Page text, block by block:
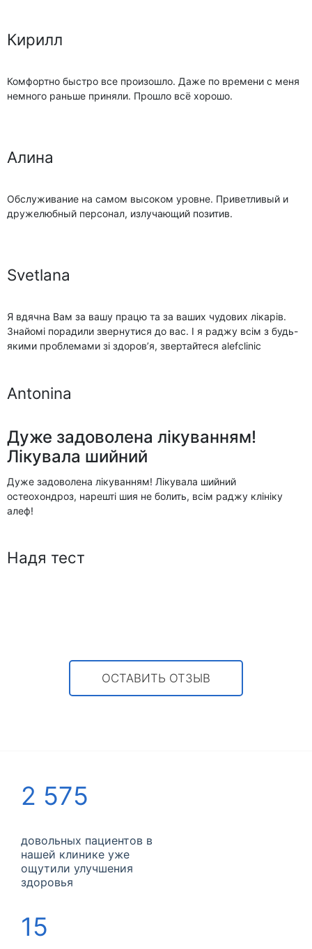
Кирилл
Комфортно быстро все произошло. Даже по времени с меня
немного раньше приняли. Прошло всё хорошо.
Алина
Обслуживание на самом высоком уровне. Приветливый и
дружелюбный персонал, излучающий позитив.
Svetlana
Я вдячна Вам за вашу працю та за ваших чудових лікарів.
Знайомі порадили звернутися до вас. І я раджу всім з будь-
якими проблемами зі здоров’я, звертайтеся alefclinic
Antonina
Дуже задоволена лікуванням!
Лікувала шийний
Дуже задоволена лікуванням! Лікувала шийний
остеохондроз, нарешті шия не болить, всім раджу клініку
алеф!
Надя тест
ОСТАВИТЬ ОТЗЫВ
2 575
довольных пациентов в
нашей клинике уже
ощутили улучшения
здоровья
15